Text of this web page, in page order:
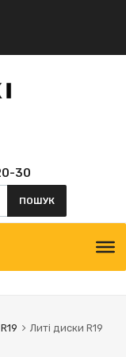
30
75
ПОШУК
Литі диски R19